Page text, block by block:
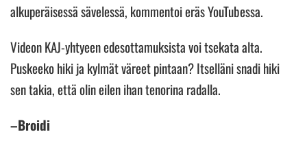
alkuperäisessä sävelessä, kommentoi eräs YouTubessa.
Videon KAJ-yhtyeen edesottamuksista voi tsekata alta.
Puskeeko hiki ja kylmät väreet pintaan? Itselläni snadi hiki
sen takia, että olin eilen ihan tenorina radalla.
–Broidi